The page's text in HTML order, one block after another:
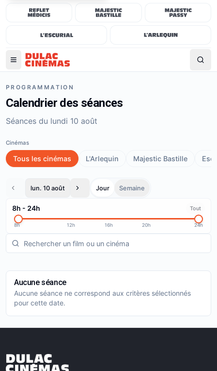
PROGRAMMATION
Calendrier des séances
Séances du lundi 10 août
lun. 10 août Jour Semaine
8h - 24h Tout
8h 12h 16h 20h 24h
Cinémas
Tous les cinémas L'Arlequin Majestic Bastille
Aucune séance
Aucune séance ne correspond aux critères sélectionnés
pour cette date.